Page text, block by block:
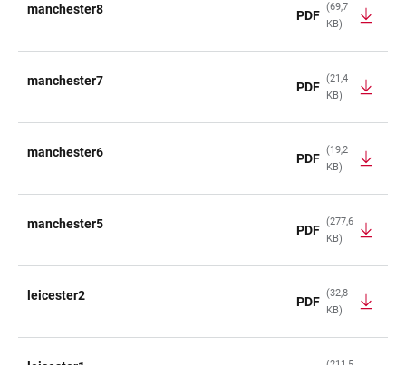
manchester8 PDF
(69,7
KB)
manchester7 PDF
(21,4
KB)
manchester6 PDF
(19,2
KB)
manchester5 PDF
(277,6
KB)
leicester2 PDF
(32,8
KB)